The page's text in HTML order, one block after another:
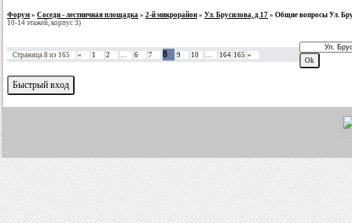
Форум » Соседи - лестничная площадка » 2-й микрорайон » Ул. Брусилова, д.17 » Общие вопросы Ул.
10-14 этажей, корпус 3)
Страница 8 из 165 « 1 2 … 6 7 8 9 10 … 164 165 »